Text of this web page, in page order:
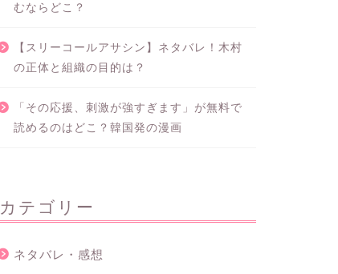
むならどこ？
【スリーコールアサシン】ネタバレ！木村
の正体と組織の目的は？
「その応援、刺激が強すぎます」が無料で
読めるのはどこ？韓国発の漫画
カテゴリー
ネタバレ・感想